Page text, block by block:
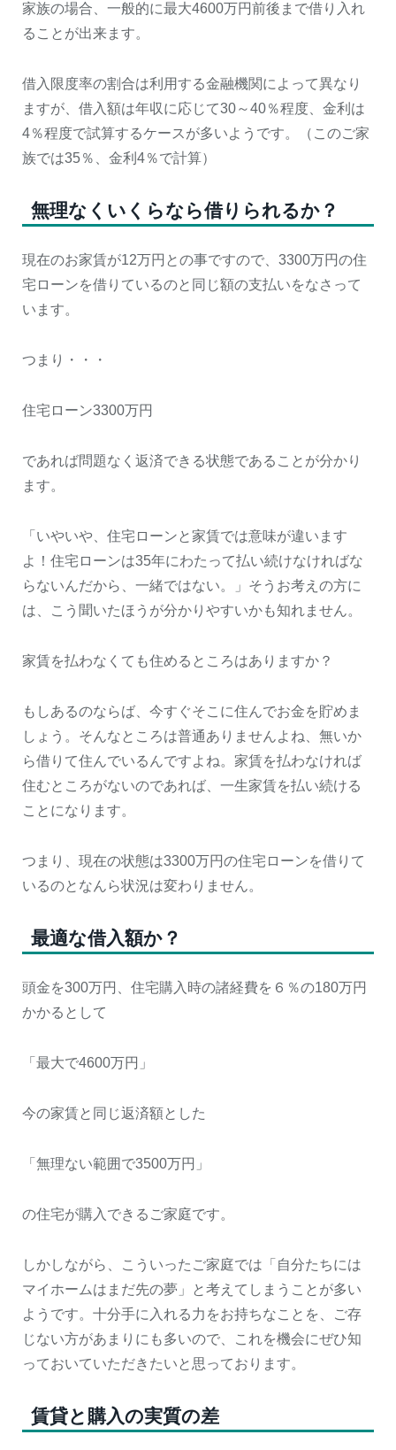
家族の場合、一般的に最大4600万円前後まで借り入れ
ることが出来ます。
借入限度率の割合は利用する金融機関によって異なり
ますが、借入額は年収に応じて30～40％程度、金利は
4％程度で試算するケースが多いようです。（このご家
族では35％、金利4％で計算）
無理なくいくらなら借りられるか？
現在のお家賃が12万円との事ですので、3300万円の住
宅ローンを借りているのと同じ額の支払いをなさって
います。
つまり・・・
住宅ローン3300万円
であれば問題なく返済できる状態であることが分かり
ます。
「いやいや、住宅ローンと家賃では意味が違います
よ！住宅ローンは35年にわたって払い続けなければな
らないんだから、一緒ではない。」そうお考えの方に
は、こう聞いたほうが分かりやすいかも知れません。
家賃を払わなくても住めるところはありますか？
もしあるのならば、今すぐそこに住んでお金を貯めま
しょう。そんなところは普通ありませんよね、無いか
ら借りて住んでいるんですよね。家賃を払わなければ
住むところがないのであれば、一生家賃を払い続ける
ことになります。
つまり、現在の状態は3300万円の住宅ローンを借りて
いるのとなんら状況は変わりません。
最適な借入額か？
頭金を300万円、住宅購入時の諸経費を６％の180万円
かかるとして
「最大で4600万円」
今の家賃と同じ返済額とした
「無理ない範囲で3500万円」
の住宅が購入できるご家庭です。
しかしながら、こういったご家庭では「自分たちには
マイホームはまだ先の夢」と考えてしまうことが多い
ようです。十分手に入れる力をお持ちなことを、ご存
じない方があまりにも多いので、これを機会にぜひ知
っておいていただきたいと思っております。
賃貸と購入の実質の差